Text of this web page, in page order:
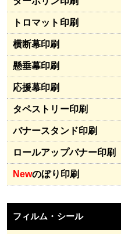
トロマット印刷
横断幕印刷
懸垂幕印刷
応援幕印刷
タペストリー印刷
バナースタンド印刷
ロールアップバナー印刷
Newのぼり印刷
フィルム・シール